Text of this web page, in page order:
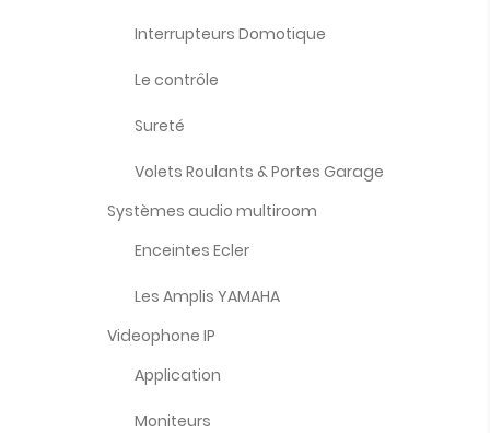
Interrupteurs Domotique
Le contrôle
Sureté
Volets Roulants & Portes Garage
Systèmes audio multiroom
Enceintes Ecler
Les Amplis YAMAHA
Videophone IP
Application
Moniteurs